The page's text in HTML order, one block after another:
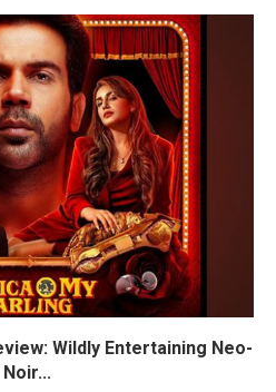
Wildly Entertaining Neo-
Noir...